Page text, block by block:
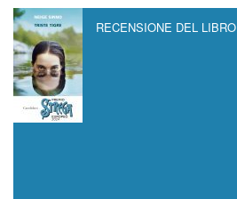
RECENSIONE DEL LIBRO